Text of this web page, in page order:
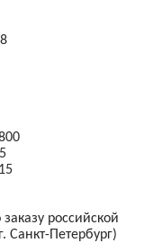
российской
Санкт-Петербург)